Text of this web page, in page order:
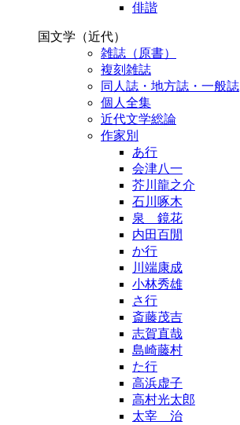
俳諧
国文学（近代）
雑誌（原書）
複刻雑誌
同人誌・地方誌・一般誌
個人全集
近代文学総論
作家別
あ行
会津八一
芥川龍之介
石川啄木
泉 鏡花
内田百閒
か行
川端康成
小林秀雄
さ行
斎藤茂吉
志賀直哉
島崎藤村
た行
高浜虚子
高村光太郎
太宰 治